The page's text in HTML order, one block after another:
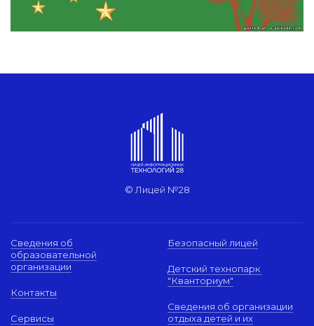
© Лицей №28
Сведения об
образовательной
организации
Контакты
Сервисы
Безопасный лицей
Детский технопарк
"Кванториум"
Сведения об организации
отдыха детей и их